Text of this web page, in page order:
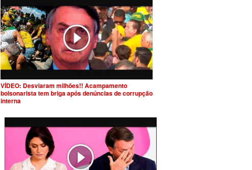
VÍDEO: Desviaram milhões!! Acampamento
bolsonarista tem briga após denúncias de corrupção
interna